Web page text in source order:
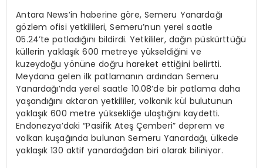
Antara News’in haberine göre, Semeru Yanardağı
gözlem ofisi yetkilileri, Semeru’nun yerel saatle
05.24’te patladığını bildirdi. Yetkililer, dağın püskürttüğü
küllerin yaklaşık 600 metreye yükseldiğini ve
kuzeydoğu yönüne doğru hareket ettiğini belirtti.
Meydana gelen ilk patlamanın ardından Semeru
Yanardağı’nda yerel saatle 10.08’de bir patlama daha
yaşandığını aktaran yetkililer, volkanik kül bulutunun
yaklaşık 600 metre yüksekliğe ulaştığını kaydetti.
Endonezya’daki “Pasifik Ateş Çemberi” deprem ve
volkan kuşağında bulunan Semeru Yanardağı, ülkede
yaklaşık 130 aktif yanardağdan biri olarak biliniyor.